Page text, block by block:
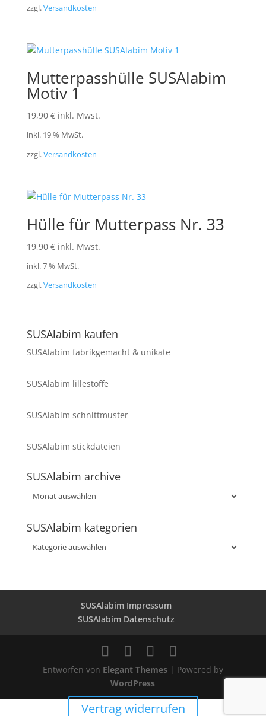
zzgl.Versandkosten
Mutterpasshülle SUSAlabim
Motiv 1
19,90 € inkl. Mwst.
inkl. 19 % MwSt.
zzgl.Versandkosten
Hülle für Mutterpass Nr. 33
19,90 € inkl. Mwst.
inkl. 7 % MwSt.
zzgl.Versandkosten
SUSAlabim kaufen
SUSAlabim fabrikgemacht & unikate
SUSAlabim lillestoffe
SUSAlabim schnittmuster
SUSAlabim stickdateien
SUSAlabim archive
SUSAlabim
archive
SUSAlabim kategorien
SUSAlabim
kategorien
SUSAlabim Impressum
SUSAlabim Datenschutz
Entworfen von Elegant Themes| Powered by
WordPress
Vertrag widerrufen